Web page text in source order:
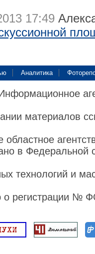
17:49
Аналитика
материалов
областное
в
технологий и
о регистрации №